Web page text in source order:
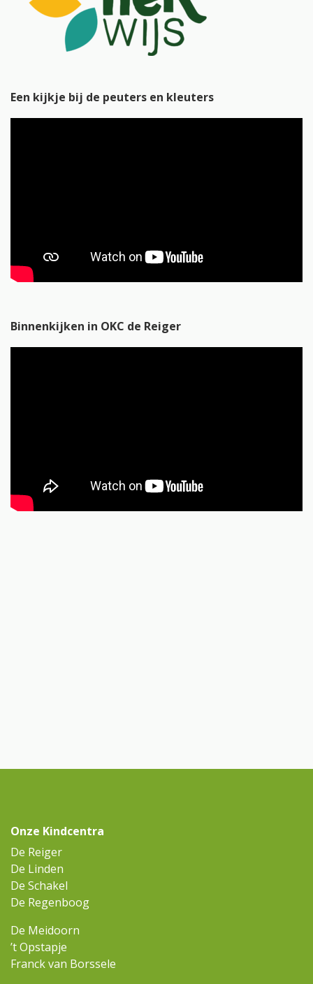
Een kijkje bij de peuters en kleuters
Binnenkijken in OKC de Reiger
Onze Kindcentra
De Reiger
De Linden
De Schakel
De Regenboog
De Meidoorn
’t Opstapje
Franck van Borssele